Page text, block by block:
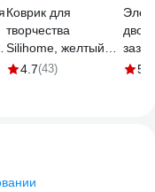
Коврик для
творчества
Silihome, желтый
КК2063
4.7(43) 5